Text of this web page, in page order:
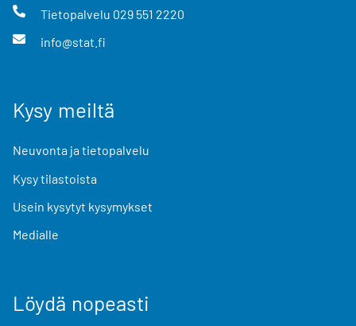
Tietopalvelu 029 551 2220
info@stat.fi
Kysy meiltä
Neuvonta ja tietopalvelu
Kysy tilastoista
Usein kysytyt kysymykset
Medialle
Löydä nopeasti